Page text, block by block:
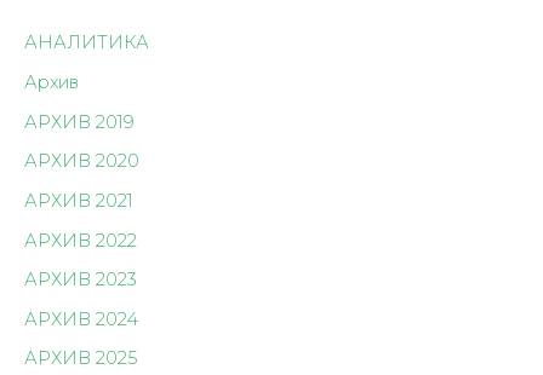
АНАЛИТИКА
Архив
АРХИВ 2019
АРХИВ 2020
АРХИВ 2021
АРХИВ 2022
АРХИВ 2023
АРХИВ 2024
АРХИВ 2025